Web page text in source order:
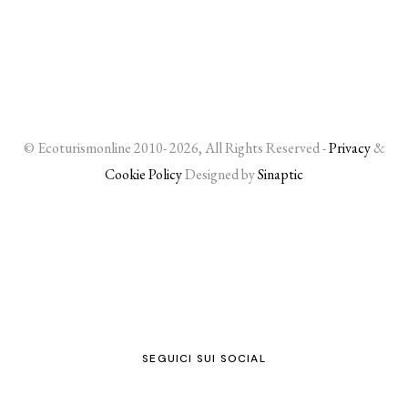
© Ecoturismonline 2010- 2026, All Rights Reserved -Privacy&
Cookie PolicyDesigned bySinaptic
SEGUICI SUI SOCIAL